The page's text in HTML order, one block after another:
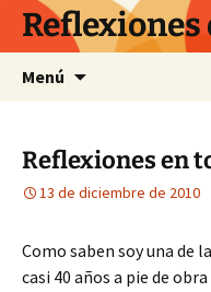
Saltar
contenido
Reflexiones
Menú
Reflexiones en
13 de diciembre de 2010
Como saben soy una de
casi 40 años a pie de